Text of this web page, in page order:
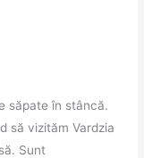
săpate în stâncă.
să vizităm Vardzia
Sunt